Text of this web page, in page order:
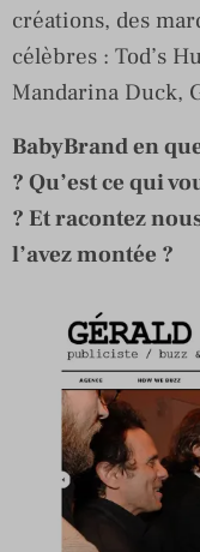
créations, des
célèbres : Tod’s
Mandarina Duck,
BabyBrand en
? Qu’est ce qui
? Et racontez
l’avez montée ?